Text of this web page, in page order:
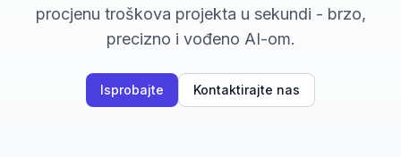
procjenu troškova projekta u sekundi - brzo,
precizno i vođeno AI-om.
Isprobajte Kontaktirajte nas